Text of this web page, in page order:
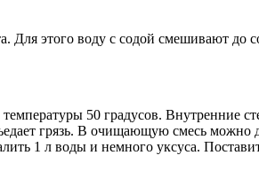
Для этого воду с содой смешивают до
50 градусов. Внутренние
грязь. В очищающую смесь можно
1 л воды и немного уксуса.